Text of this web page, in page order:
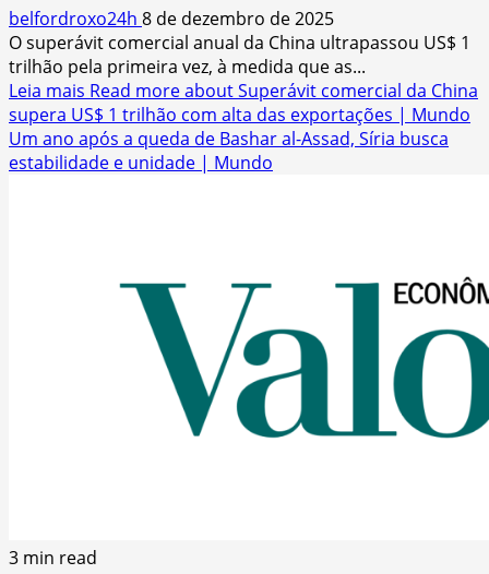
belfordroxo24h 8 de dezembro de 2025
O superávit comercial anual da China ultrapassou US$ 1
trilhão pela primeira vez, à medida que as...
Leia mais Read more about Superávit comercial da China
supera US$ 1 trilhão com alta das exportações | Mundo
Um ano após a queda de Bashar al-Assad, Síria busca
estabilidade e unidade | Mundo
3 min read